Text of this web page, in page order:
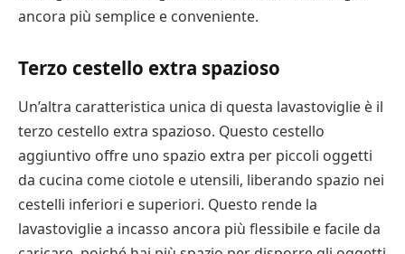
ancora più semplice e conveniente.
Terzo cestello extra spazioso
Un’altra caratteristica unica di questa lavastoviglie è il
terzo cestello extra spazioso. Questo cestello
aggiuntivo offre uno spazio extra per piccoli oggetti
da cucina come ciotole e utensili, liberando spazio nei
cestelli inferiori e superiori. Questo rende la
lavastoviglie a incasso ancora più flessibile e facile da